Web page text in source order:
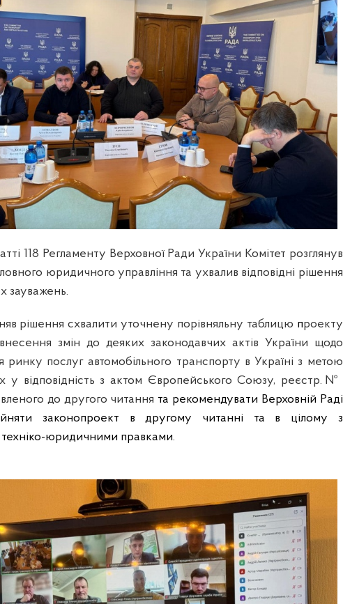
118 Регламенту Верховної Ради України Комітет розглянув
юридичного управління та ухвалив відповідні рішення
зауважень.
рішення схвалити уточнену порівняльну таблицю проекту
змін до деяких законодавчих актів України щодо
ринку послуг автомобільного транспорту в Україні з метою
у відповідність з актом Європейського Союзу, реєстр.№
до другого читання та рекомендувати Верховній Раді
законопроект в другому читанні та в цілому з
юридичними правками.